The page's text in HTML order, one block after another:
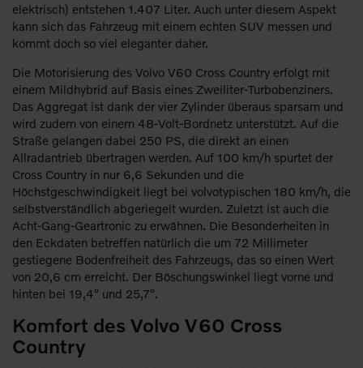
elektrisch) entstehen 1.407 Liter. Auch unter diesem Aspekt
kann sich das Fahrzeug mit einem echten SUV messen und
kommt doch so viel eleganter daher.
Die Motorisierung des Volvo V60 Cross Country erfolgt mit
einem Mildhybrid auf Basis eines Zweiliter-Turbobenziners.
Das Aggregat ist dank der vier Zylinder überaus sparsam und
wird zudem von einem 48-Volt-Bordnetz unterstützt. Auf die
Straße gelangen dabei 250 PS, die direkt an einen
Allradantrieb übertragen werden. Auf 100 km/h spurtet der
Cross Country in nur 6,6 Sekunden und die
Höchstgeschwindigkeit liegt bei volvotypischen 180 km/h, die
selbstverständlich abgeriegelt wurden. Zuletzt ist auch die
Acht-Gang-Geartronic zu erwähnen. Die Besonderheiten in
den Eckdaten betreffen natürlich die um 72 Millimeter
gestiegene Bodenfreiheit des Fahrzeugs, das so einen Wert
von 20,6 cm erreicht. Der Böschungswinkel liegt vorne und
hinten bei 19,4° und 25,7°.
Komfort des Volvo V60 Cross
Country